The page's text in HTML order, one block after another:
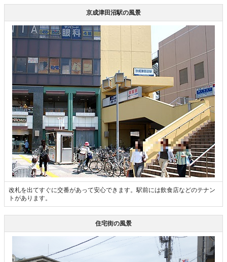
京成津田沼駅の風景
改札を出てすぐに交番があって安心できます。駅前には飲食店などのテナン
トがあります。
住宅街の風景